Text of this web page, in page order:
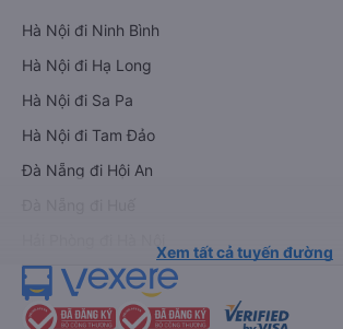
Hà Nội đi Ninh Bình
Hà Nội đi Hạ Long
Hà Nội đi Sa Pa
Hà Nội đi Tam Đảo
Đà Nẵng đi Hội An
Xem tất cả tuyến đường